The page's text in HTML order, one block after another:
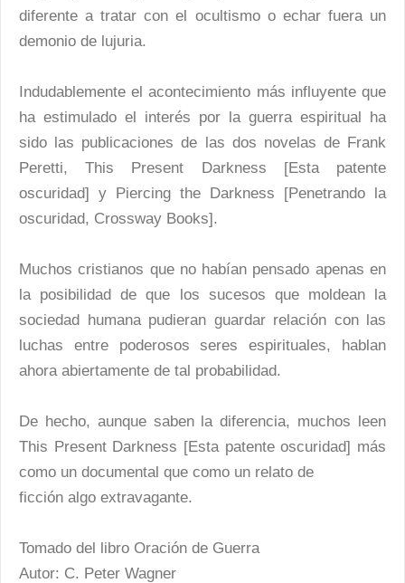
diferente a tratar con el ocultismo o echar fuera un
demonio de lujuria.
Indudablemente el acontecimiento más influyente que
ha estimulado el interés por la guerra espiritual ha
sido las publicaciones de las dos novelas de Frank
Peretti, This Present Darkness [Esta patente
oscuridad] y Piercing the Darkness [Penetrando la
oscuridad, Crossway Books].
Muchos cristianos que no habían pensado apenas en
la posibilidad de que los sucesos que moldean la
sociedad humana pudieran guardar relación con las
luchas entre poderosos seres espirituales, hablan
ahora abiertamente de tal probabilidad.
De hecho, aunque saben la diferencia, muchos leen
This Present Darkness [Esta patente oscuridad] más
como un documental que como un relato de
ficción algo extravagante.
Tomado del libro Oración de Guerra
Autor: C. Peter Wagner